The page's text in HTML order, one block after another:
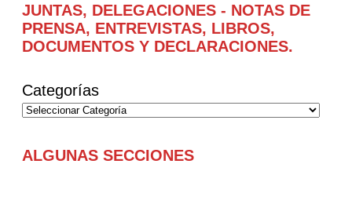
JUNTAS, DELEGACIONES - NOTAS DE
PRENSA, ENTREVISTAS, LIBROS,
DOCUMENTOS Y DECLARACIONES.
Categorías
ALGUNAS SECCIONES